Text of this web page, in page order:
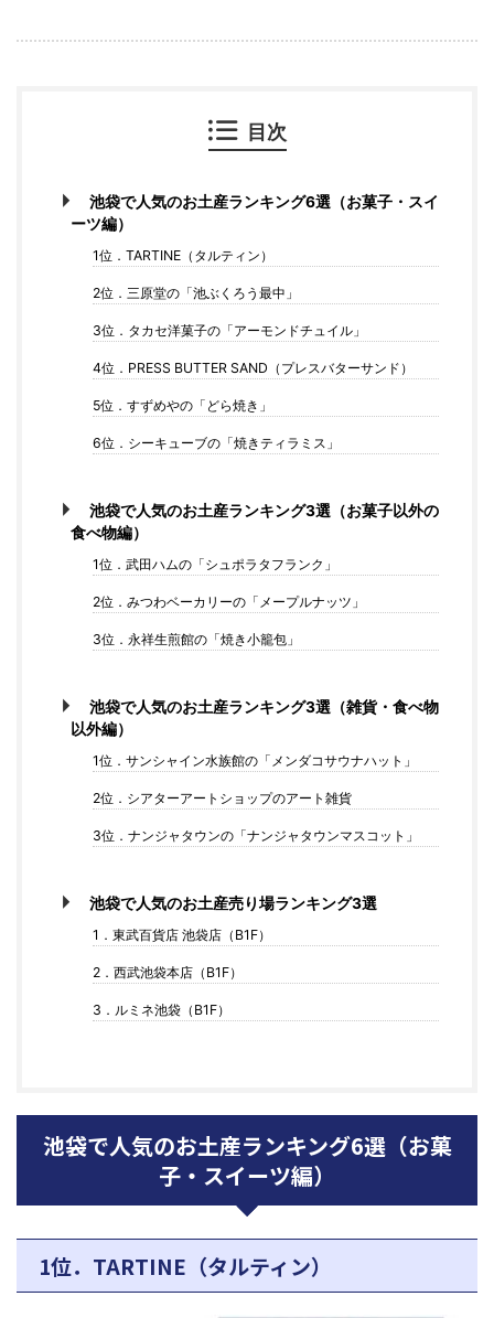
目次
池袋で人気のお土産ランキング6選（お菓子・スイ
ーツ編）
1位．TARTINE（タルティン）
2位．三原堂の「池ぶくろう最中」
3位．タカセ洋菓子の「アーモンドチュイル」
4位．PRESS BUTTER SAND（プレスバターサンド）
5位．すずめやの「どら焼き」
6位．シーキューブの「焼きティラミス」
池袋で人気のお土産ランキング3選（お菓子以外の
食べ物編）
1位．武田ハムの「シュポラタフランク」
2位．みつわベーカリーの「メープルナッツ」
3位．永祥生煎館の「焼き小籠包」
池袋で人気のお土産ランキング3選（雑貨・食べ物
以外編）
1位．サンシャイン水族館の「メンダコサウナハット」
2位．シアターアートショップのアート雑貨
3位．ナンジャタウンの「ナンジャタウンマスコット」
池袋で人気のお土産売り場ランキング3選
1．東武百貨店 池袋店（B1F）
2．西武池袋本店（B1F）
3．ルミネ池袋（B1F）
池袋で人気のお土産ランキング6選（お菓
子・スイーツ編）
1位．TARTINE（タルティン）